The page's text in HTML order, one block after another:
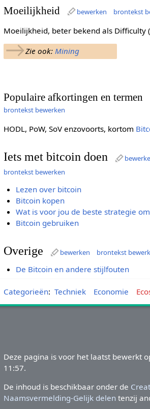
Moeilijkheid bewerken brontekst
Moeilijkheid, beter bekend als Difficulty
→Zie ook: Mining
Populaire afkortingen en termen
brontekst bewerken
HODL, PoW, SoV enzovoorts, kortom
Iets met bitcoin doen
brontekst bewerken
Lezen over bitcoin
Bitcoin kopen
Wat is voor jou de beste strategie
Bitcoin gebruiken
Overige bewerken brontekst
De Bitcoin en andere stijlfouten
Categorieën: Techniek Economie
Deze pagina is voor het laatst bewerkt
11:57.
De inhoud is beschikbaar onder de
Naamsvermelding-Gelijk delen tenzij